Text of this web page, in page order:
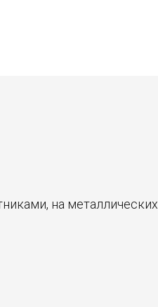
на металлических